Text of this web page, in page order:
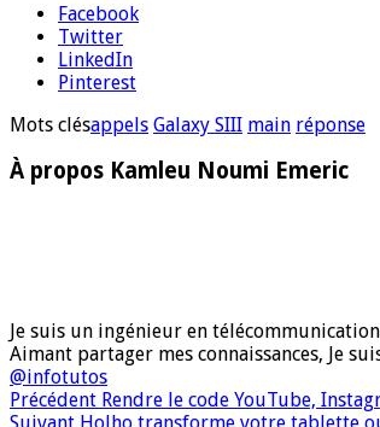
Facebook
Twitter
LinkedIn
Pinterest
Mots clésappels Galaxy SIII main réponse
À propos Kamleu Noumi Emeric
Je suis un ingénieur en
Aimant partager mes connaissances, Je
@infotutos
Précédent Rendre le code YouTube,